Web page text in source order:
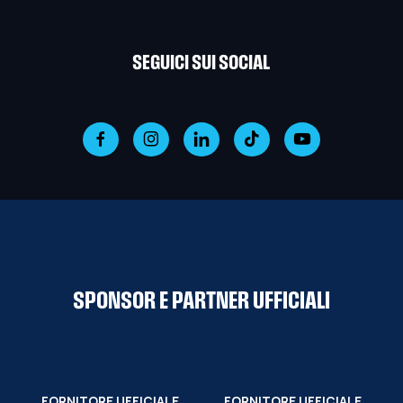
SEGUICI SUI SOCIAL
SPONSOR E PARTNER UFFICIALI